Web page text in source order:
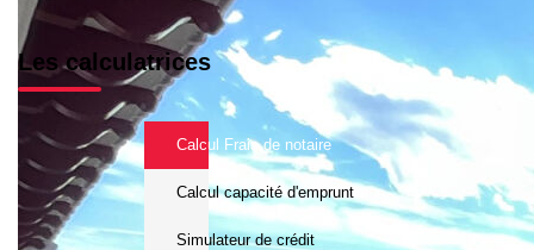
Les calculatrices
Calcul Frais de notaire
Calcul capacité d'emprunt
Simulateur de crédit